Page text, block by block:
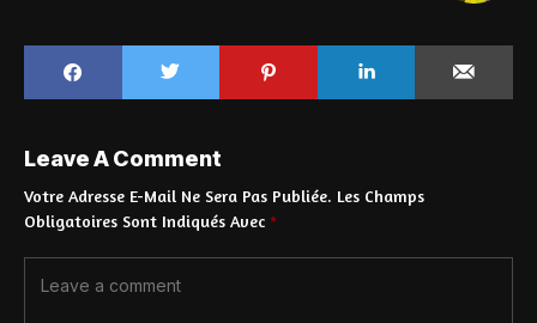
Leave A Comment
Votre Adresse E-Mail Ne Sera Pas Publiée. Les Champs
Obligatoires Sont Indiqués Avec *